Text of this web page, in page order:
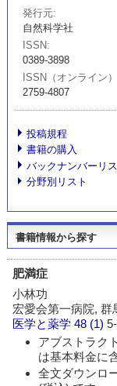
発行元
自然科学社
ISSN
0389-3898
ISSN（オンライン）
2759-4807
投稿規程
書籍の購入
バックナンバーリ
分野別リスト
書籍情報から探す
肥満症
小林功
宏愛会第一病院, 群
医学と薬学 48 (1)
アブストラク
は基本料金に
全文ダウンロ